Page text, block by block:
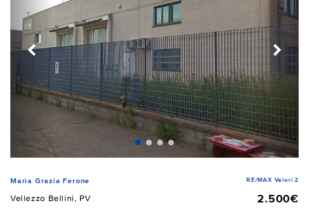
Maria Grazia Ferone RE/MAX Valori 2
Vellezzo Bellini, PV
2.500€